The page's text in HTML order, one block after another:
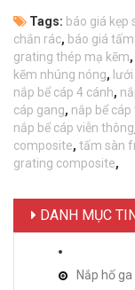
Tags: báo giá kẹp
chắn rác, báo giá
grating thép mạ kẽm,
kẽm nhúng nóng,
nắp bể cáp 4 cánh,
cáp gang, nắp bể
nắp bể cáp viễn thông
composite, tấm sàn
grating composite,
DANH MỤC
Nắp hố